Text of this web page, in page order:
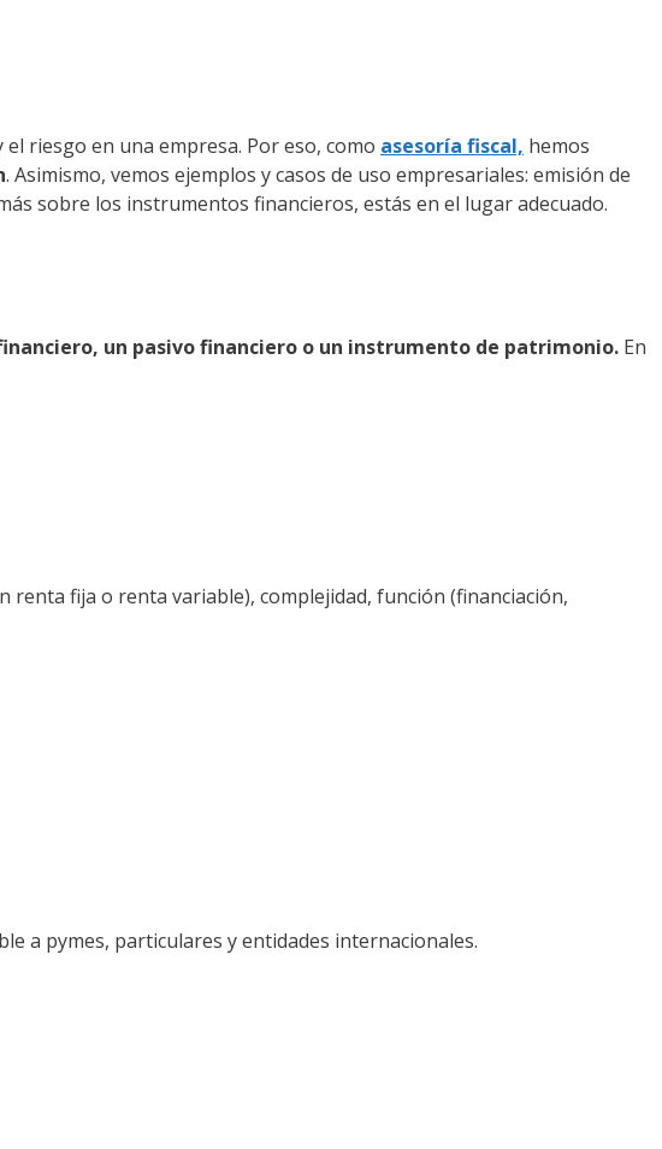
riesgo en una empresa. Por eso, como asesoría fiscal, hemos
. Asimismo, vemos ejemplos y casos de uso empresariales: emisión de
sobre los instrumentos financieros, estás en el lugar adecuado.
un pasivo financiero o un instrumento de patrimonio. En
renta fija o renta variable), complejidad, función (financiación,
a pymes, particulares y entidades internacionales.